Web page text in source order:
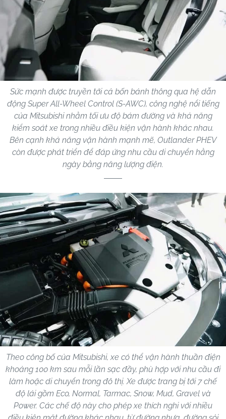
Sức mạnh được truyền tới cả bốn bánh thông qua hệ dẫn
động Super All-Wheel Control (S-AWC), công nghệ nổi tiếng
của Mitsubishi nhằm tối ưu độ bám đường và khả năng
kiểm soát xe trong nhiều điều kiện vận hành khác nhau.
Bên cạnh khả năng vận hành mạnh mẽ, Outlander PHEV
còn được phát triển để đáp ứng nhu cầu di chuyển hằng
ngày bằng năng lượng điện.
Theo công bố của Mitsubishi, xe có thể vận hành thuần điện
khoảng 100 km sau mỗi lần sạc đầy, phù hợp với nhu cầu đi
làm hoặc di chuyển trong đô thị. Xe được trang bị tới 7 chế
độ lái gồm Eco, Normal, Tarmac, Snow, Mud, Gravel và
Power. Các chế độ này cho phép xe thích nghi với nhiều